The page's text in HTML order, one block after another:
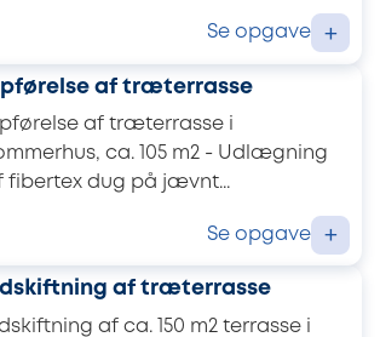
Se opgave +
af træterrasse
af træterrasse i
ca. 105 m2 - Udlægning
fibertex dug på jævnt...
Se opgave +
af træterrasse
af ca. 150 m2 terrasse i